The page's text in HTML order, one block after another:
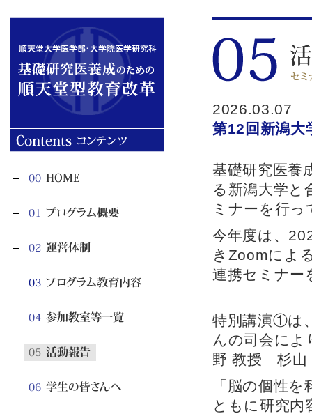
2026.03.07
第12回新潟大
基礎研究医養
る新潟大学と
ミナーを行
今年度は、
きZoomによ
連携セミナー
特別講演①は
んの司会によ
野 教授 杉山
「脳の個性
ともに研究内